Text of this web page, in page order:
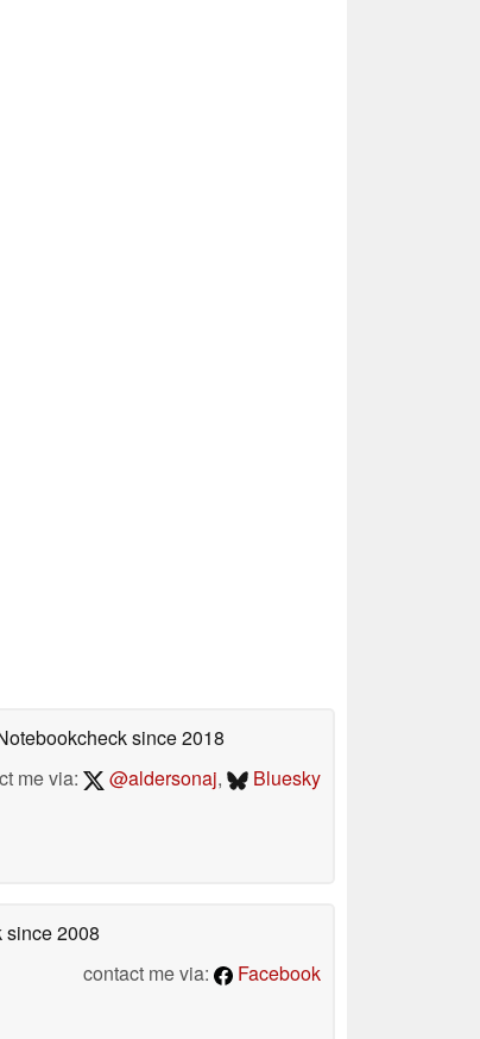
since 2018
me via:
@aldersonaj, Bluesky
since 2008
contact me via:
Facebook